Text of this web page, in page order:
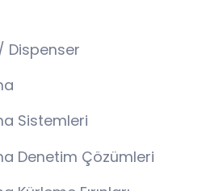
Dispenser
Sistemleri
Denetim Çözümleri